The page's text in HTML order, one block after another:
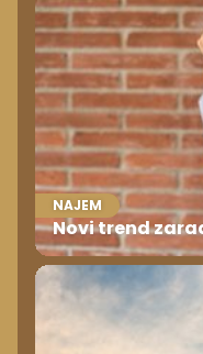
NAJEM
Novi trend